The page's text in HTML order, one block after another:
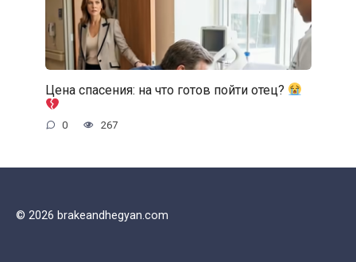
Цена спасения: на что готов пойти отец?
0 267
© 2026 brakeandhegyan.com